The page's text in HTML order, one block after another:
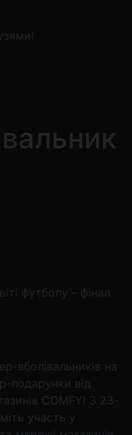
футболу – фінал
вболівальників на
подарунки від
COMFY! З 23-
участь у